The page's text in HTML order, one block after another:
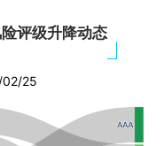
评级升降动态
25